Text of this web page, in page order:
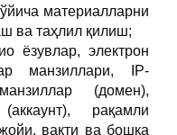
материалларни
ва таҳлил қилиш;
ёзувлар, электрон
манзиллари, IP-
(домен),
рақамли
вақти ва бошқа